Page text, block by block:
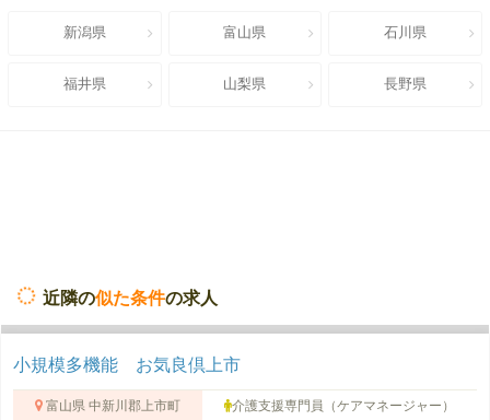
新潟県 富山県 石川県
福井県 山梨県 長野県
近隣の似た条件の求人
小規模多機能 お気良倶上市
富山県 中新川郡上市町 介護支援専門員（ケアマネージャー）